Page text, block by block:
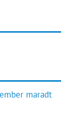
maradt